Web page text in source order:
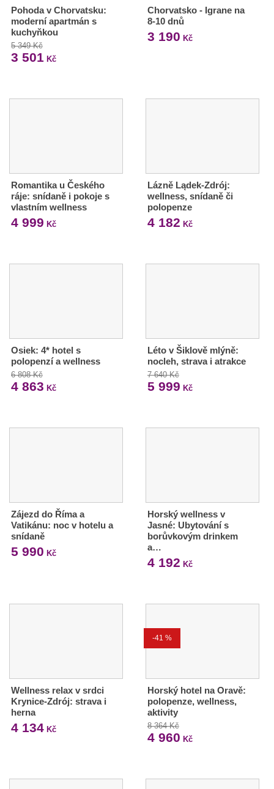
Pohoda v Chorvatsku:
moderní apartmán s
kuchyňkou
5 349 Kč
3 501 Kč
Chorvatsko - Igrane na
8-10 dnů
3 190 Kč
Romantika u Českého
ráje: snídaně i pokoje s
vlastním wellness
4 999 Kč
Lázně Lądek-Zdrój:
wellness, snídaně či
polopenze
4 182 Kč
Osiek: 4* hotel s
polopenzí a wellness
6 808 Kč
4 863 Kč
Léto v Šiklově mlýně:
nocleh, strava i atrakce
7 640 Kč
5 999 Kč
Zájezd do Říma a
Vatikánu: noc v hotelu a
snídaně
5 990 Kč
Horský wellness v
Jasné: Ubytování s
borůvkovým drinkem
a…
4 192 Kč
Wellness relax v srdci
Krynice-Zdrój: strava i
herna
4 134 Kč
-41 %
Horský hotel na Oravě:
polopenze, wellness,
aktivity
8 364 Kč
4 960 Kč